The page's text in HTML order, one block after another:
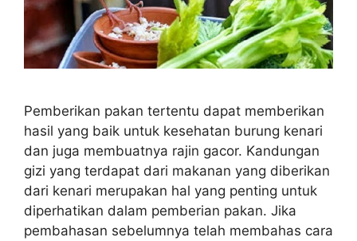
Pemberikan pakan tertentu dapat memberikan
hasil yang baik untuk kesehatan burung kenari
dan juga membuatnya rajin gacor. Kandungan
gizi yang terdapat dari makanan yang diberikan
dari kenari merupakan hal yang penting untuk
diperhatikan dalam pemberian pakan. Jika
pembahasan sebelumnya telah membahas cara